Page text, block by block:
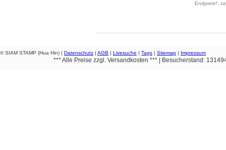
Endpreis*,
© SIAM STAMP (Hua Hin) | Datenschutz | AGB | Livesuche | Tags | Sitemap | Impressum
*** Alle Preise zzgl. Versandkosten *** | Besucherstand: